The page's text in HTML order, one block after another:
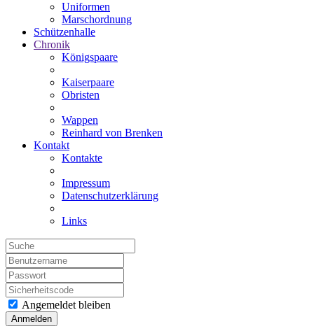
Uniformen
Marschordnung
Schützenhalle
Chronik
Königspaare
Kaiserpaare
Obristen
Wappen
Reinhard von Brenken
Kontakt
Kontakte
Impressum
Datenschutzerklärung
Links
Angemeldet bleiben
Anmelden